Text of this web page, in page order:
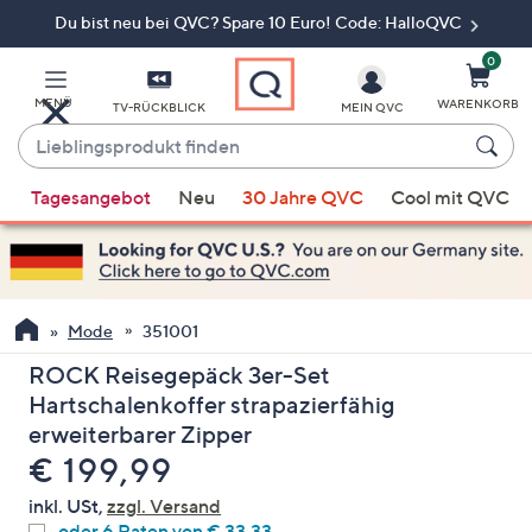
Du bist neu bei QVC? Spare 10 Euro! Code: HalloQVC
MENÜ TV-RÜCKBLICK
Lieblingsprodukt
finden
Vorschläge
verfügbar
sind,
verwenden
Sie
die
Pfeiltasten
nach
oben
und
nach
unten
MEIN QVC
0
WARENKORB
Tagesangebot Neu 30 Jahre QVC Cool mit QVC
Mode 351001
ROCK Reisegepäck 3er-Set
Hartschalenkoffer strapazierfähig
erweiterbarer Zipper
Gelöscht
€ 199,99
inkl. USt, zzgl. Versand